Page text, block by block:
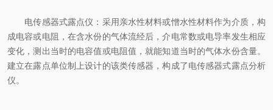
电传感器式露点仪：采用亲水性材料或憎水性材料作为介质，构
成电容或电阻，在含水份的气体流经后，介电常数或电导率发生相应
变化，测出当时的电容值或电阻值，就能知道当时的气体水份含量。
建立在露点单位制上设计的该类传感器，构成了电传感器式露点分析
仪。